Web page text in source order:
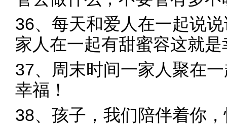
36、每天和爱人在一起说
家人在一起有甜蜜容这就是
37、周末时间一家人聚在
幸福！
38、孩子，我们陪伴着你